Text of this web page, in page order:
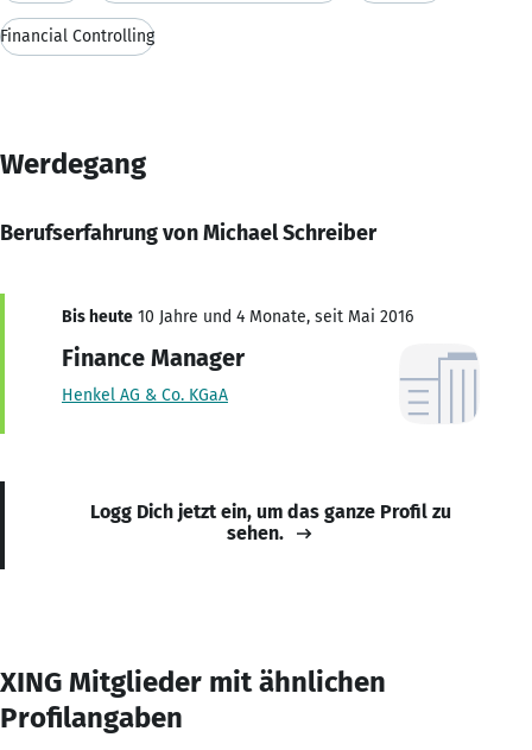
Financial Controlling
Werdegang
Berufserfahrung von Michael Schreiber
Bis heute 10 Jahre und 4 Monate, seit Mai 2016
Finance Manager
Henkel AG & Co. KGaA
Logg Dich jetzt ein, um das ganze Profil zu
sehen.
XING Mitglieder mit ähnlichen
Profilangaben